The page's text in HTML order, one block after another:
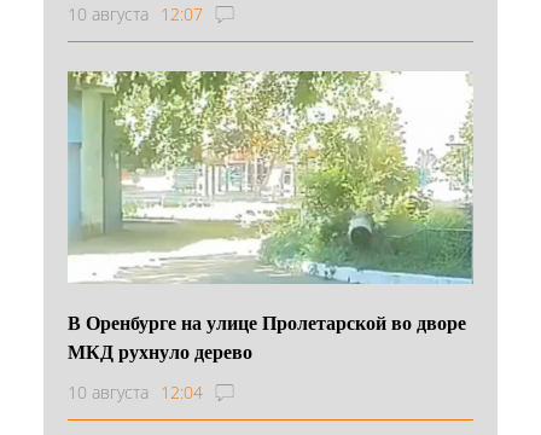
10 августа 12:07
В Оренбурге на улице Пролетарской во дворе
МКД рухнуло дерево
10 августа 12:04